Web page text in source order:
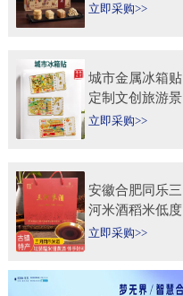
大名点礼盒零食
立即采购>>
城市金属冰箱贴
定制文创旅游景
区纪念礼品定做
立即采购>>
安徽合肥同乐三
河米酒稻米低度
甜黄酒坛装
送礼自饮
立即采购>>